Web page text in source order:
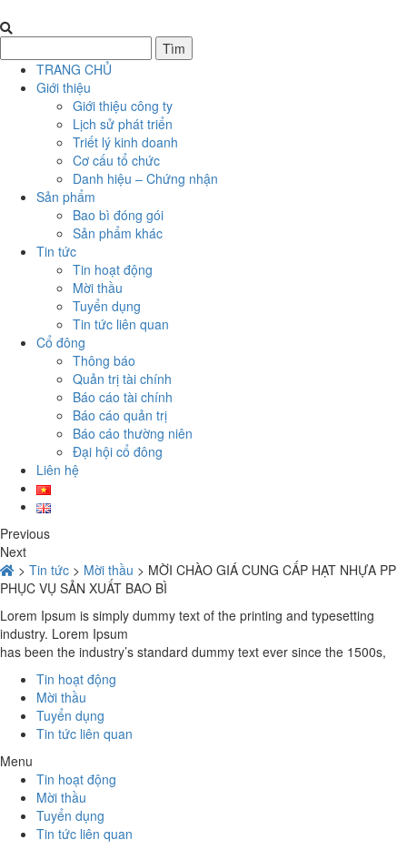
TRANG CHỦ
Giới thiệu
Giới thiệu công ty
Lịch sử phát triển
Triết lý kinh doanh
Cơ cấu tổ chức
Danh hiệu – Chứng nhận
Sản phẩm
Bao bì đóng gói
Sản phẩm khác
Tin tức
Tin hoạt động
Mời thầu
Tuyển dụng
Tin tức liên quan
Cổ đông
Thông báo
Quản trị tài chính
Báo cáo tài chính
Báo cáo quản trị
Báo cáo thường niên
Đại hội cổ đông
Liên hệ
Previous
Next
> Tin tức > Mời thầu > MỜI CHÀO GIÁ CUNG CẤP HẠT NHỰA PP
PHỤC VỤ SẢN XUẤT BAO BÌ
Lorem Ipsum is simply dummy text of the printing and typesetting
industry. Lorem Ipsum
has been the industry’s standard dummy text ever since the 1500s,
Tin hoạt động
Mời thầu
Tuyển dụng
Tin tức liên quan
Menu
Tin hoạt động
Mời thầu
Tuyển dụng
Tin tức liên quan